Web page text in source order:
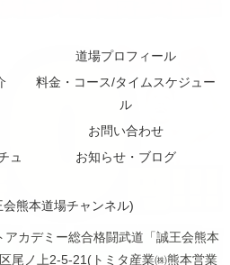
道場プロフィール
料金・コース/タイムスケジュー
ル
お問い合わせ
ュ
お知らせ・ブログ
熊本道場チャンネル)
カデミー総合格闘武道「誠王会熊本
尾ノ上2-5-21(トミタ産業㈱熊本営業